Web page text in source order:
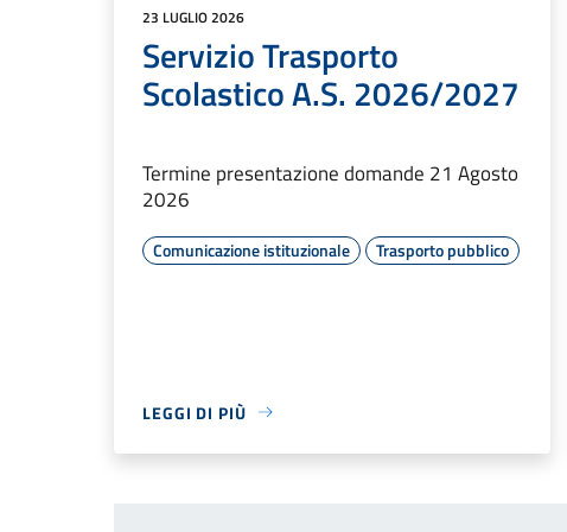
23 LUGLIO 2026
Servizio Trasporto
Scolastico A.S. 2026/2027
Termine presentazione domande 21 Agosto
2026
Comunicazione istituzionale Trasporto pubblico
LEGGI DI PIÙ